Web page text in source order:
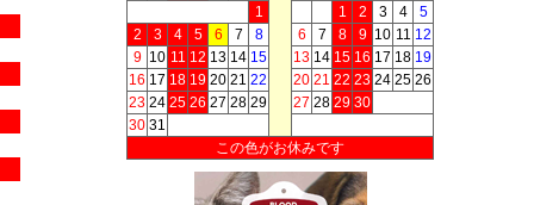
1
1 2 3 4
5
2
3 4 5 6 7 8 6 7 8 9 10 11 12
9 10 11 12 13 14 15 13 14 15 16 17 18 19
16 17 18 19 20 21 22 20 21 22 23 24 25 26
23 24 25 26 27 28 29 27 28 29 30
30 31
この色がお休みです